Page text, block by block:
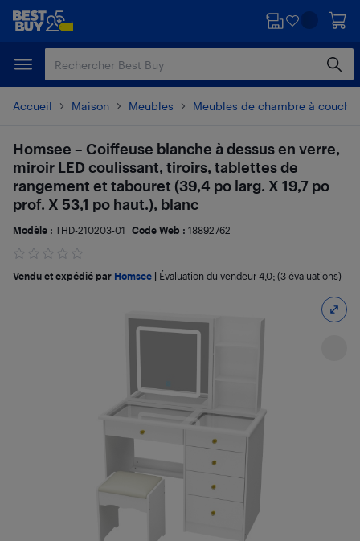
Passer
principal
Passer
Accueil Maison Meubles Meubles de chambre à coucher
Homsee – Coiffeuse blanche à dessus en verre,
miroir LED coulissant, tiroirs, tablettes de
rangement et tabouret (39,4 po larg. X 19,7 po
prof. X 53,1 po haut.), blanc
Modèle : THD-210203-01 Code Web : 18892762
Vendu et expédié par Homsee Évaluation du vendeur 4,0; (3 évaluations)